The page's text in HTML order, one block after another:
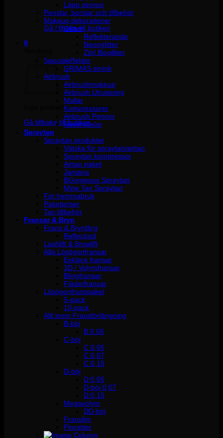
Inga produkter i varukorgen.
Gå tillbaka till butiken
0
Inga produkter i varukorgen.
Gå tillbaka till butiken
Läpp pennor
Penslar, borstar och tillbehör
Makeup dekorationer
Glitter
Reflekterande
Neonglitter
Ztirl Bioglitter
Specialeffekter
GRIMAS smink
Airbrush
Airbrushmakeup
Airbrush Utrustning
Mallar
Kompressorer
Airbrush Pennor
Reservdelar
Spraytan
Spraytan produkter
Vätska för spraytan/airtan
Spraytan kompressor
Airtan paket
Jantana
BGorgeous Spraytan
Mine Tan Spraytan
För hemmabruk
Paketpriser
Tan tillbehör
Fransar & Bryn
Frans & Brynfärg
Reflectocil
Lashlift & Browlift
Alla Lösögonfransar
Enklare fransar
3D / Volymfransar
Blingfransar
Fjäderfransar
Lösögonfranspaket
5-pack
10-pack
Allt inom Fransförlängning
B-böj
B 0.05
C-böj
C 0,05
C 0,07
C 0,15
D-böj
D 0,05
D-böj 0,07
D 0,15
Megavolym
DD-böj
Franslim
Pincetter